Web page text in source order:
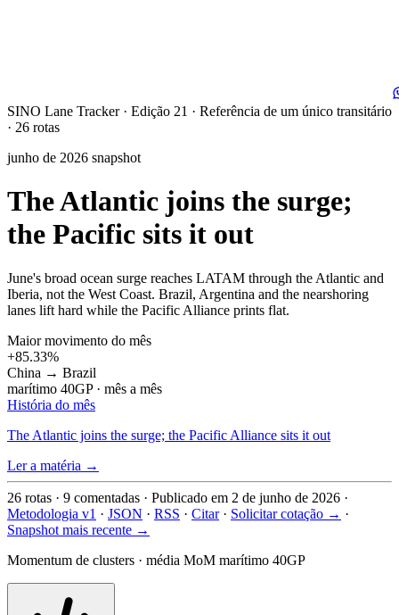
SINO Lane Tracker · Edição 21 · Referência de um único transitário
· 26 rotas
junho de 2026 snapshot
The Atlantic joins the surge;
the Pacific sits it out
June's broad ocean surge reaches LATAM through the Atlantic and
Iberia, not the West Coast. Brazil, Argentina and the nearshoring
lanes lift hard while the Pacific Alliance prints flat.
Maior movimento do mês
+85.33%
China → Brazil
marítimo 40GP · mês a mês
História do mês
The Atlantic joins the surge; the Pacific Alliance sits it out
Ler a matéria →
26 rotas · 9 comentadas · Publicado em 2 de junho de 2026 ·
Metodologia v1 · JSON · RSS · Citar · Solicitar cotação → ·
Snapshot mais recente →
Momentum de clusters · média MoM marítimo 40GP